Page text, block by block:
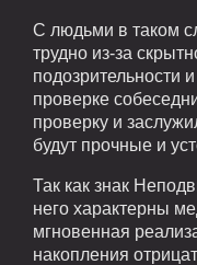
С людьми в таком
трудно из-за
подозрительности
проверке
проверку и
будут прочные и
Так как знак
него характерны
мгновенная
накопления